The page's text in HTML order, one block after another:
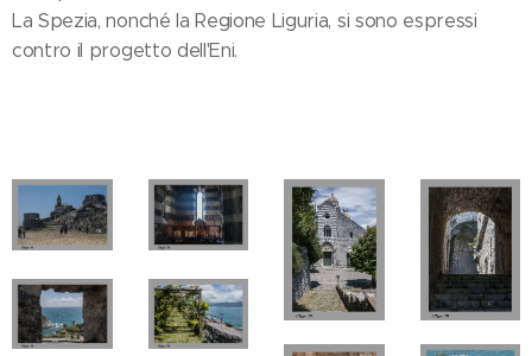
La Spezia, nonché la Regione Liguria, si sono espressi
contro il progetto dell'Eni.